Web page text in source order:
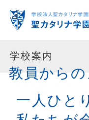
学校案内
教員から
一人ひと